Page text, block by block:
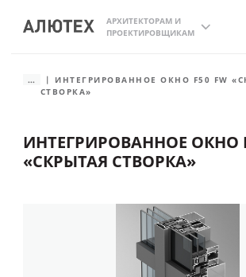
АРХИТЕКТОРАМ И
ПРОЕКТИРОВЩИКАМ
...
ИНТЕГРИРОВАННОЕ ОКНО F50 FW
СТВОРКА»
ИНТЕГРИРОВАННОЕ ОКНО
«СКРЫТАЯ СТВОРКА»